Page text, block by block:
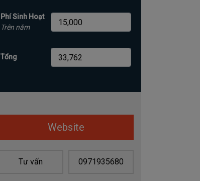
Phí Sinh Hoạt
Trên năm
Tổng
Website
Tư vấn 0971935680